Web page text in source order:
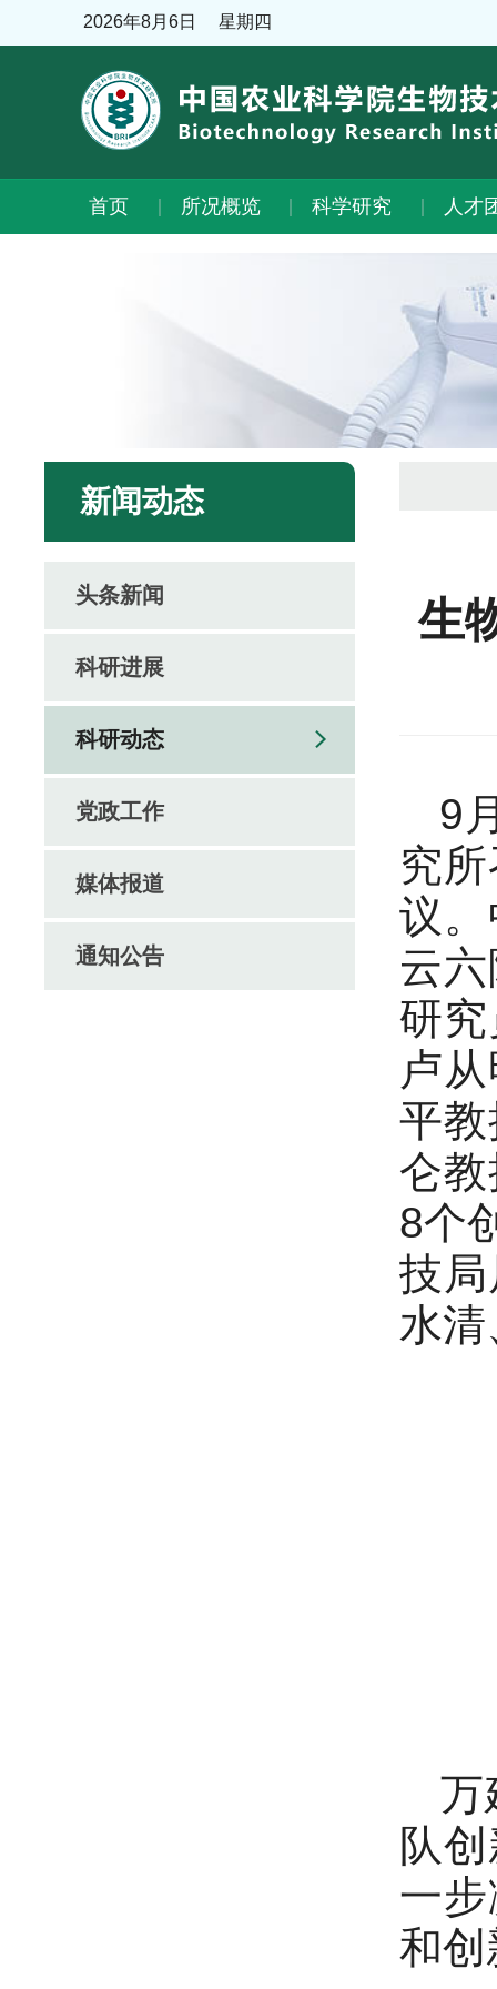
2026年8月6日 星期四
首页 所况概览 科学研究 人才
新闻动态
头条新闻
科研进展
科研动态
党政工作
媒体报道
通知公告
生
9
究
议
云
研
卢
平
仑
8个
技
水
万
队
一
和创